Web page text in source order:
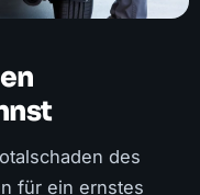
des
für ein ernstes